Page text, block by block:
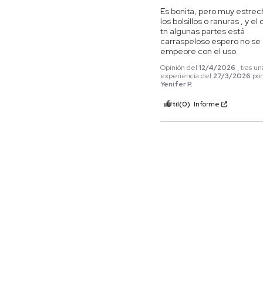
Es bonita, pero muy
los bolsillos o ranuras , y el
tn algunas partes está
carraspeloso espero no se
empeore con el uso
Opinión del12/4/2026 , tras
experiencia del 27/3/2026 por
Yenifer P.
Útil(0) Informe